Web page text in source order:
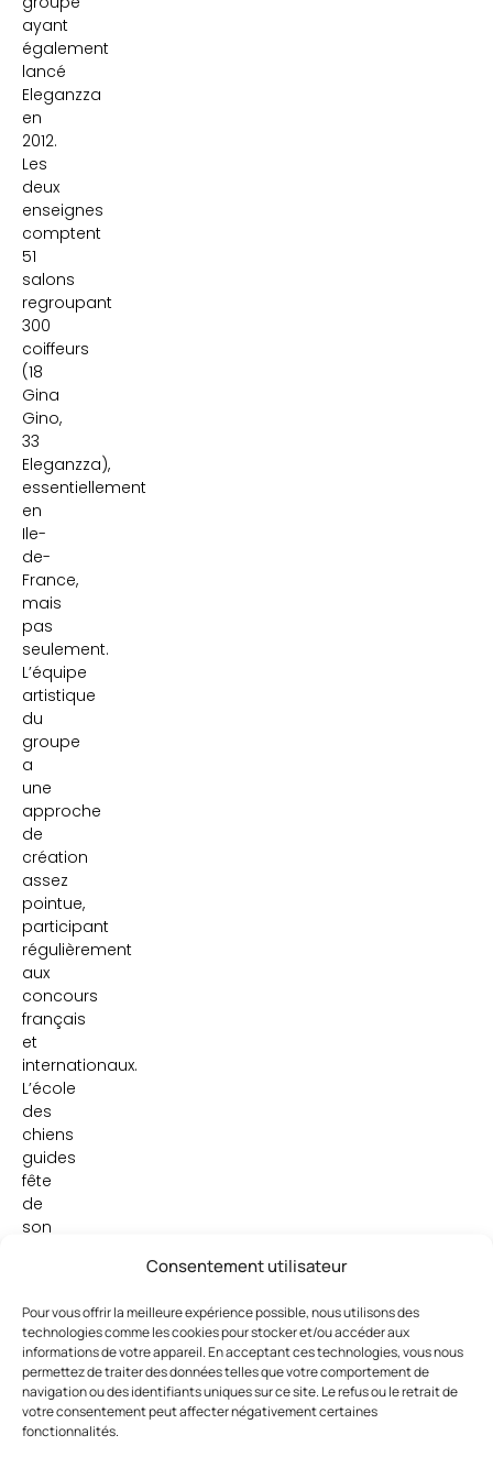
Consentement utilisateur
Pour vous offrir la meilleure expérience possible, nous utilisons des
technologies comme les cookies pour stocker et/ou accéder aux
informations de votre appareil. En acceptant ces technologies, vous nous
permettez de traiter des données telles que votre comportement de
navigation ou des identifiants uniques sur ce site. Le refus ou le retrait de
votre consentement peut affecter négativement certaines
fonctionnalités.
ayant
également
lancé
Eleganzza
en
2012.
Les
deux
enseignes
comptent
51
salons
regroupant
300
coiffeurs
(18
Gina
Gino,
33
Eleganzza),
essentiellement
en
Ile-
de-
France,
mais
pas
seulement.
L’équipe
artistique
du
groupe
a
une
approche
de
création
assez
pointue,
participant
régulièrement
aux
concours
français
et
internationaux.
L’école
des
chiens
guides
fête
de
son
ans,
période
durant
laquelle
elle
a